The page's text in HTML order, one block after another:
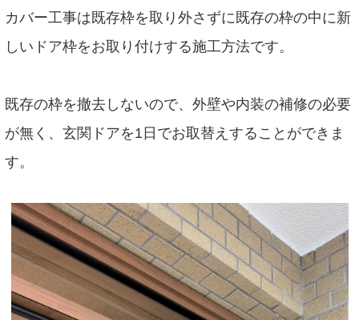
カバー工事は既存枠を取り外さずに既存の枠の中に新
しいドア枠をお取り付けする施工方法です。
既存の枠を撤去しないので、外壁や内装の補修の必要
が無く、玄関ドアを1日でお取替えすることができま
す。